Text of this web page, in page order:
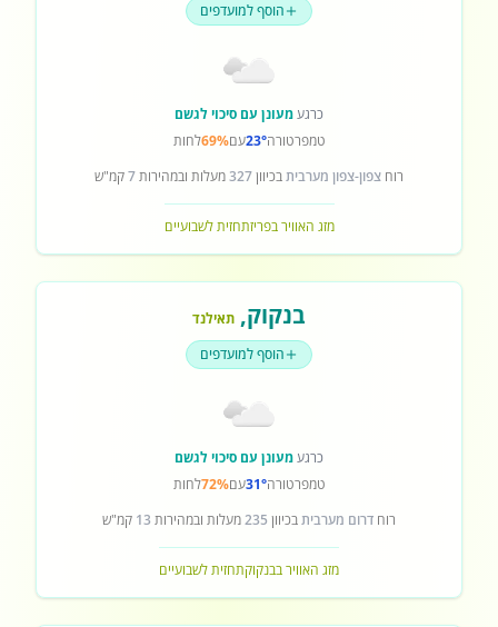
הוסף למועדפים
כרגעמעונן עם סיכוי לגשם
טמפרטורה23°עם69%לחות
רוח צפון-צפון מערביתבכיוון327מעלות ובמהירות7קמ"ש
מזג האוויר בפריזתחזית לשבועיים
בנקוק, תאילנד
הוסף למועדפים
כרגעמעונן עם סיכוי לגשם
טמפרטורה31°עם72%לחות
רוח דרום מערביתבכיוון 235מעלות ובמהירות 13 קמ"ש
מזג האוויר בבנקוקתחזית לשבועיים